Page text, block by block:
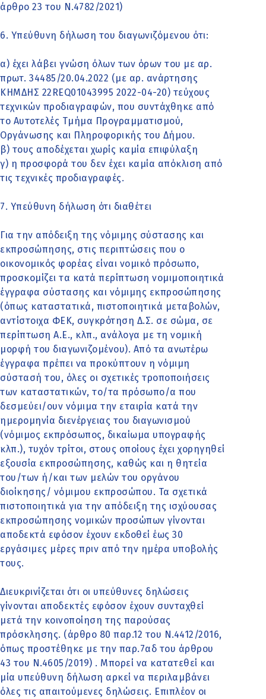
άρθρο 23 του Ν.4782/2021)
6. Υπεύθυνη δήλωση του διαγωνιζόμενου ότι:
α) έχει λάβει γνώση όλων των όρων του με αρ.
πρωτ. 34485/20.04.2022 (με αρ. ανάρτησης
ΚΗΜΔΗΣ 22REQ01043995 2022-04-20) τεύχους
τεχνικών προδιαγραφών, που συντάχθηκε από
τo Αυτοτελές Τμήμα Προγραμματισμού,
Οργάνωσης και Πληροφορικής του Δήμου.
β) τους αποδέχεται χωρίς καμία επιφύλαξη
γ) η προσφορά του δεν έχει καμία απόκλιση από
τις τεχνικές προδιαγραφές.
7. Υπεύθυνη δήλωση ότι διαθέτει
Για την απόδειξη της νόμιμης σύστασης και
εκπροσώπησης, στις περιπτώσεις που ο
οικονομικός φορέας είναι νομικό πρόσωπο,
προσκομίζει τα κατά περίπτωση νομιμοποιητικά
έγγραφα σύστασης και νόμιμης εκπροσώπησης
(όπως καταστατικά, πιστοποιητικά μεταβολών,
αντίστοιχα ΦΕΚ, συγκρότηση Δ.Σ. σε σώμα, σε
περίπτωση Α.Ε., κλπ., ανάλογα με τη νομική
μορφή του διαγωνιζομένου). Από τα ανωτέρω
έγγραφα πρέπει να προκύπτουν η νόμιμη
σύστασή του, όλες οι σχετικές τροποποιήσεις
των καταστατικών, το/τα πρόσωπο/α που
δεσμεύει/ουν νόμιμα την εταιρία κατά την
ημερομηνία διενέργειας του διαγωνισμού
(νόμιμος εκπρόσωπος, δικαίωμα υπογραφής
κλπ.), τυχόν τρίτοι, στους οποίους έχει χορηγηθεί
εξουσία εκπροσώπησης, καθώς και η θητεία
του/των ή/και των μελών του οργάνου
διοίκησης/ νόμιμου εκπροσώπου. Τα σχετικά
πιστοποιητικά για την απόδειξη της ισχύουσας
εκπροσώπησης νομικών προσώπων γίνονται
αποδεκτά εφόσον έχουν εκδοθεί έως 30
εργάσιμες μέρες πριν από την ημέρα υποβολής
τους.
Διευκρινίζεται ότι οι υπεύθυνες δηλώσεις
γίνονται αποδεκτές εφόσον έχουν συνταχθεί
μετά την κοινοποίηση της παρούσας
πρόσκλησης. (άρθρο 80 παρ.12 του Ν.4412/2016,
όπως προστέθηκε με την παρ.7αδ του άρθρου
43 του Ν.4605/2019) . Μπορεί να κατατεθεί και
μία υπεύθυνη δήλωση αρκεί να περιλαμβάνει
όλες τις απαιτούμενες δηλώσεις. Επιπλέον οι